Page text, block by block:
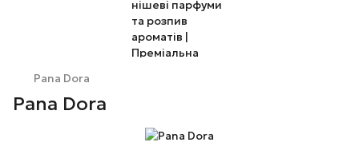
Pana Dora
Pana Dora